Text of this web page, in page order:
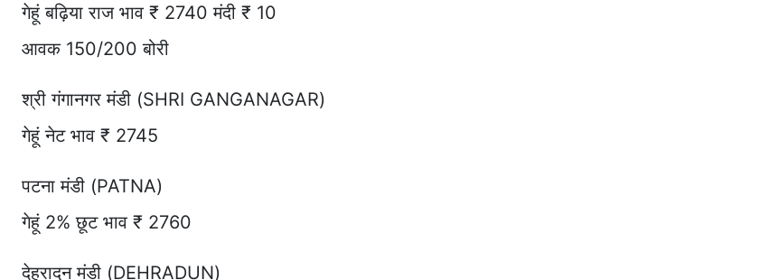
गेहूं बढ़िया राज भाव ₹ 2740 मंदी ₹ 10
आवक 150/200 बोरी
श्री गंगानगर मंडी (SHRI GANGANAGAR)
गेहूं नेट भाव ₹ 2745
पटना मंडी (PATNA)
गेहूं 2% छूट भाव ₹ 2760
देहरादून मंडी (DEHRADUN)